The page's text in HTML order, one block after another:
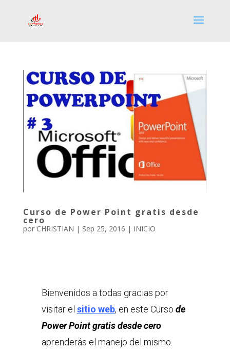
Curso de Power Point gratis desde
cero
por CHRISTIAN | Sep 25, 2016 | INICIO
Bienvenidos a todas gracias por
visitar el sitio web, en este Curso de
Power Point gratis desde cero
aprenderás el manejo del mismo.